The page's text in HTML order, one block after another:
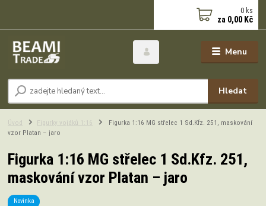
Menu
Hledat
0 ks
za 0,00 Kč
Úvod Figurky vojáků 1:16
Figurka 1:16 MG střelec 1 Sd.Kfz. 251, maskování
vzor Platan – jaro
Figurka 1:16 MG střelec 1 Sd.Kfz. 251,
maskování vzor Platan – jaro
Novinka